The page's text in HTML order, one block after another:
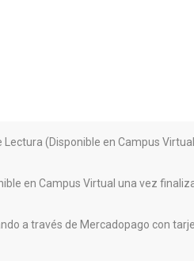
(Disponible en Campus
en Campus Virtual una vez
a través de Mercadopago con